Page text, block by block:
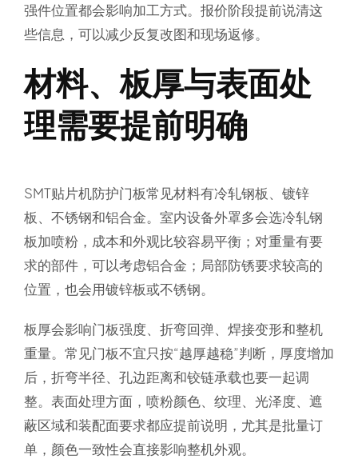
强件位置都会影响加工方式。报价阶段提前说清这
些信息，可以减少反复改图和现场返修。
材料、板厚与表面处
理需要提前明确
SMT贴片机防护门板常见材料有冷轧钢板、镀锌
板、不锈钢和铝合金。室内设备外罩多会选冷轧钢
板加喷粉，成本和外观比较容易平衡；对重量有要
求的部件，可以考虑铝合金；局部防锈要求较高的
位置，也会用镀锌板或不锈钢。
板厚会影响门板强度、折弯回弹、焊接变形和整机
重量。常见门板不宜只按“越厚越稳”判断，厚度增加
后，折弯半径、孔边距离和铰链承载也要一起调
整。表面处理方面，喷粉颜色、纹理、光泽度、遮
蔽区域和装配面要求都应提前说明，尤其是批量订
单，颜色一致性会直接影响整机外观。